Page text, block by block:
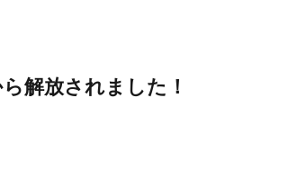
解放されました！